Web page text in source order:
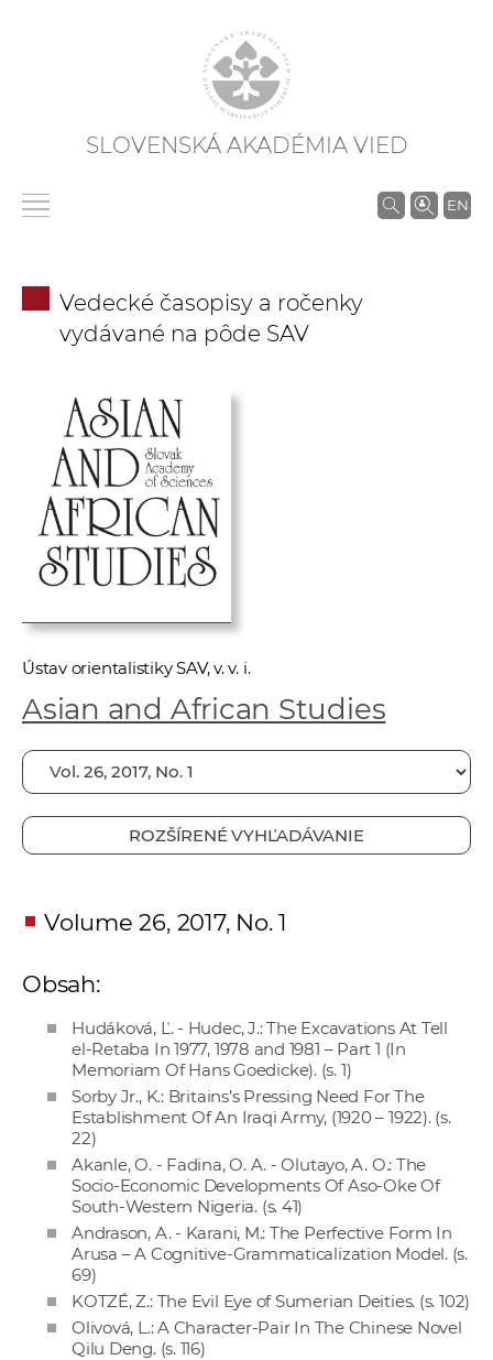
SLOVENSKÁ AKADÉMIA VIED
EN
V
í
c
n
k
o
h
A
V
Vedecké časopisy a ročenky
vydávané na pôde SAV
Ústav orientalistiky SAV, v. v. i.
Asian and African Studies
ROZŠÍRENÉ VYHĽADÁVANIE
Volume 26, 2017, No. 1
Obsah:
Hudáková, Ľ. - Hudec, J.: The Excavations At Tell
el-Retaba In 1977, 1978 and 1981 – Part 1 (In
Memoriam Of Hans Goedicke). (s. 1)
Sorby Jr., K.: Britains’s Pressing Need For The
Establishment Of An Iraqi Army, (1920 – 1922). (s.
22)
Akanle, O. - Fadina, O. A. - Olutayo, A. O.: The
Socio-Economic Developments Of Aso-Oke Of
South-Western Nigeria. (s. 41)
Andrason, A. - Karani, M.: The Perfective Form In
Arusa – A Cognitive-Grammaticalization Model. (s.
69)
KOTZÉ, Z.: The Evil Eye of Sumerian Deities. (s. 102)
Olivová, L.: A Character-Pair In The Chinese Novel
Qilu Deng. (s. 116)